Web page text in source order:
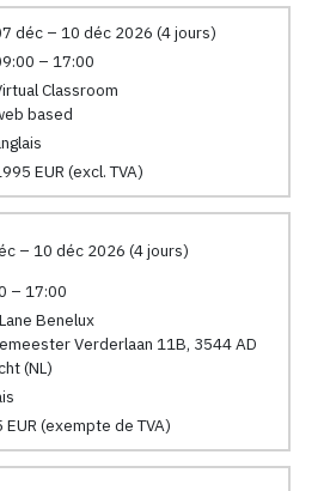
déc – 10 déc 2026 (4 jours)
– 17:00
Classroom
based
EUR (excl. TVA)
– 10 déc 2026 (4 jours)
– 17:00
Benelux
Verderlaan 11B, 3544 AD
(NL)
EUR (exempte de TVA)